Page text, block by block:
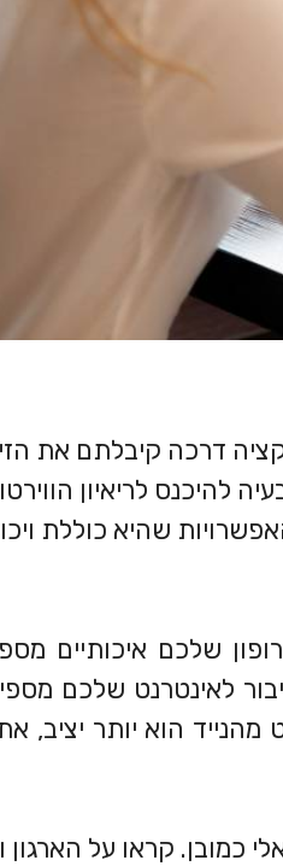
דרכה קיבלתם את
להיכנס לריאיון
שהיא כוללת
שלכם איכותיים
לאינטרנט שלכם
מהנייד הוא יותר יציב,
כמובן. קראו על